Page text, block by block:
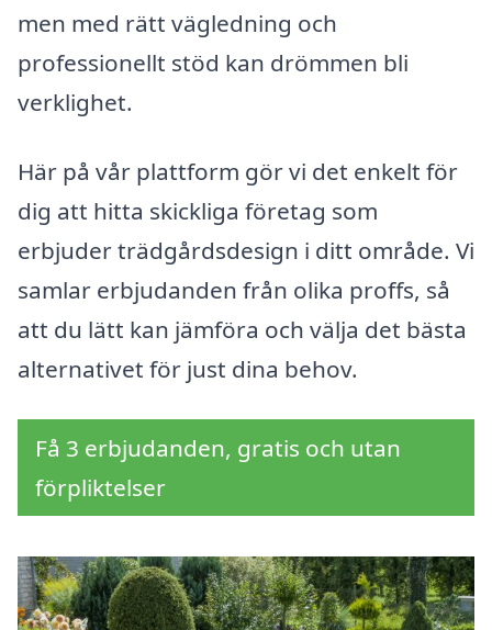
men med rätt vägledning och
professionellt stöd kan drömmen bli
verklighet.
Här på vår plattform gör vi det enkelt för
dig att hitta skickliga företag som
erbjuder trädgårdsdesign i ditt område. Vi
samlar erbjudanden från olika proffs, så
att du lätt kan jämföra och välja det bästa
alternativet för just dina behov.
Få 3 erbjudanden, gratis och utan
förpliktelser